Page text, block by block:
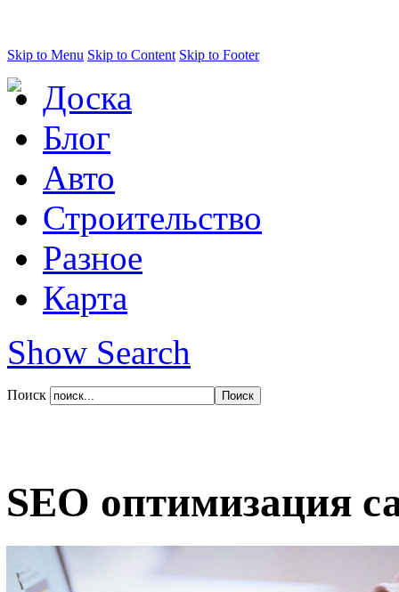
Skip to Menu Skip to Content Skip to Footer
Доска
Блог
Авто
Строительство
Разное
Карта
Show Search
Поиск
SEO оптимизация